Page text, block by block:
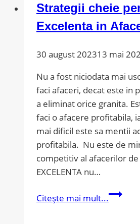
si
sa
simti
Strategii cheie
Excelenta in
30 august 202313 mai
Nu a fost niciodata mai
faci afaceri, decat este in
a eliminat orice granita.
faci o afacere profitabila,
mai dificil este sa mentii
profitabila. Nu este de
competitiv al afacerilor de
EXCELENTA nu…
Citește mai mult...Strategii